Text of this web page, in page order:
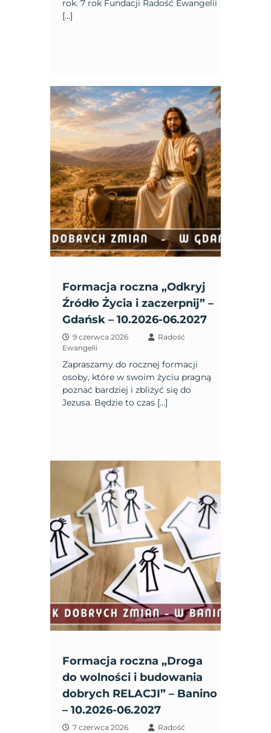
rok. 7 rok Fundacji Radość Ewangelii
[…]
Formacja roczna „Odkryj
Źródło Życia i zaczerpnij” –
Gdańsk – 10.2026-06.2027
9 czerwca 2026
Radość
Ewangelii
Zapraszamy do rocznej formacji
osoby, które w swoim życiu pragną
poznać bardziej i zbliżyć się do
Jezusa. Będzie to czas […]
Formacja roczna „Droga
do wolności i budowania
dobrych RELACJI” – Banino
– 10.2026-06.2027
7 czerwca 2026
Radość